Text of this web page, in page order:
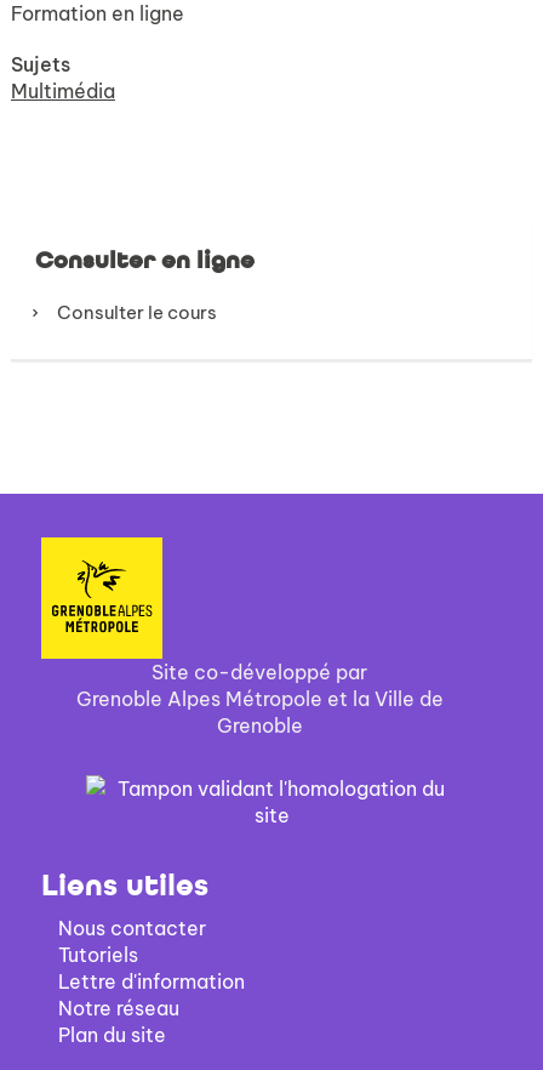
Formation en ligne
Sujets
Multimédia
Consulter en ligne
Consulter le cours
Site co-développé par
Grenoble Alpes Métropole et la Ville de
Grenoble
Liens utiles
Nous contacter
Tutoriels
Lettre d'information
Notre réseau
Plan du site